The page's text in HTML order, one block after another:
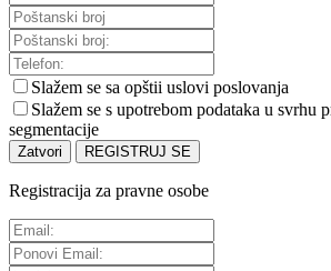
Slažem se sa opštii uslovi poslovanja
Slažem se s upotrebom podataka u svrhu
segmentacije
Zatvori REGISTRUJ SE
Registracija za pravne osobe